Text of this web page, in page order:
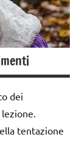
dei
tentazione